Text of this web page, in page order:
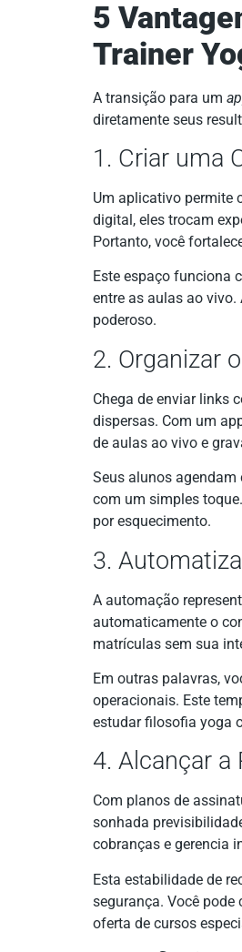
5
Trainer
A transição para um
diretamente seus
1. Criar uma
Um aplicativo permite
digital, eles trocam
Portanto, você
Este espaço funciona
entre as aulas ao
poderoso.
2. Organizar
Chega de enviar links
dispersas. Com um
de aulas ao vivo e
Seus alunos
com um simples
por esquecimento.
3.
A automação
automaticamente o
matrículas sem sua
Em outras palavras,
operacionais. Este
estudar filosofia yoga
4. Alcançar a
Com planos de
sonhada
cobranças e gerencia
Esta estabilidade de
segurança. Você
oferta de cursos